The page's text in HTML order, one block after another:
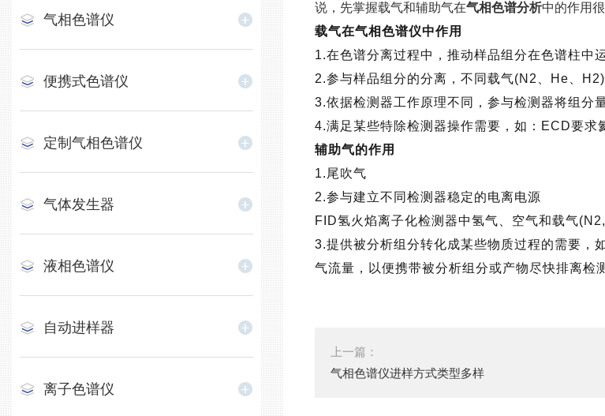
气相色谱仪
便携式色谱仪
定制气相色谱仪
气体发生器
液相色谱仪
自动进样器
离子色谱仪
说，先掌握载气和辅助气在气相色谱分析中的作用很
载气在气相色谱仪中作用
1.在色谱分离过程中，推动样品组分在色谱柱中
2.参与样品组分的分离，不同载气(N2、He、
3.依据检测器工作原理不同，参与检测器将组分
4.满足某些特除检测器操作需要，如：ECD要求
辅助气的作用
1.尾吹气
2.参与建立不同检测器稳定的电离电源
FID氢火焰离子化检测器中氢气、空气和载气
3.提供被分析组分转化成某些物质过程的需要，
气流量，以便携带被分析组分或产物尽快排离检
上一篇：
气相色谱仪进样方式类型多样